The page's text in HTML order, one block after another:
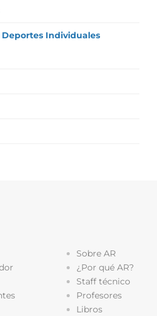
Deportes Individuales
Sobre AR
¿Por qué AR?
Staff técnico
Profesores
Libros